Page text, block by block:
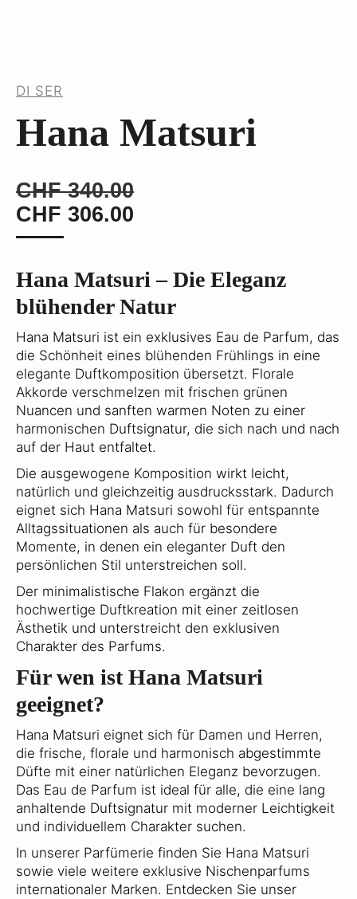
DI SER
Hana Matsuri
CHF340.00
CHF 306.00
Hana Matsuri – Die Eleganz
blühender Natur
Hana Matsuri ist ein exklusives Eau de Parfum, das
die Schönheit eines blühenden Frühlings in eine
elegante Duftkomposition übersetzt. Florale
Akkorde verschmelzen mit frischen grünen
Nuancen und sanften warmen Noten zu einer
harmonischen Duftsignatur, die sich nach und nach
auf der Haut entfaltet.
Die ausgewogene Komposition wirkt leicht,
natürlich und gleichzeitig ausdrucksstark. Dadurch
eignet sich Hana Matsuri sowohl für entspannte
Alltagssituationen als auch für besondere
Momente, in denen ein eleganter Duft den
persönlichen Stil unterstreichen soll.
Der minimalistische Flakon ergänzt die
hochwertige Duftkreation mit einer zeitlosen
Ästhetik und unterstreicht den exklusiven
Charakter des Parfums.
Für wen ist Hana Matsuri
geeignet?
Hana Matsuri eignet sich für Damen und Herren,
die frische, florale und harmonisch abgestimmte
Düfte mit einer natürlichen Eleganz bevorzugen.
Das Eau de Parfum ist ideal für alle, die eine lang
anhaltende Duftsignatur mit moderner Leichtigkeit
und individuellem Charakter suchen.
In unserer Parfümerie finden Sie Hana Matsuri
sowie viele weitere exklusive Nischenparfums
internationaler Marken. Entdecken Sie unser